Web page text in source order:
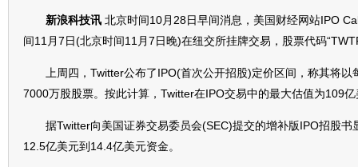
新浪科技讯 北京时间10月28日早间消息，美国财经网站IPO
间11月7日(北京时间11月7日晚)在纽交所挂牌交易，股票代码
上周四，Twitter公布了IPO(首次公开招股)定价区间，称其将
7000万股股票。按此计算，Twitter在IPO交易中的最大估值为109
据Twitter向美国证券交易委员会(SEC)提交的增补版IPO招股
12.5亿美元到14.4亿美元资金。